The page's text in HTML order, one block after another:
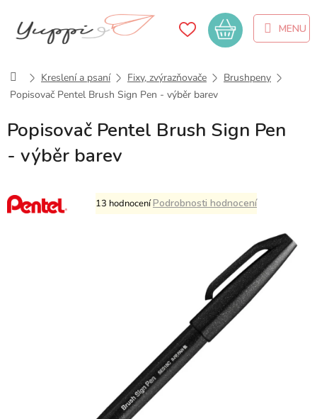
obsah
Nákupní
košík
DomůKreslení a psaní Fixy, zvýrazňovače
Brushpeny
Popisovač Pentel Brush Sign Pen - výběr barev
Popisovač Pentel Brush Sign Pen
- výběr barev
Průměrné
hodnocení
13 hodnoceníPodrobnosti hodnocení